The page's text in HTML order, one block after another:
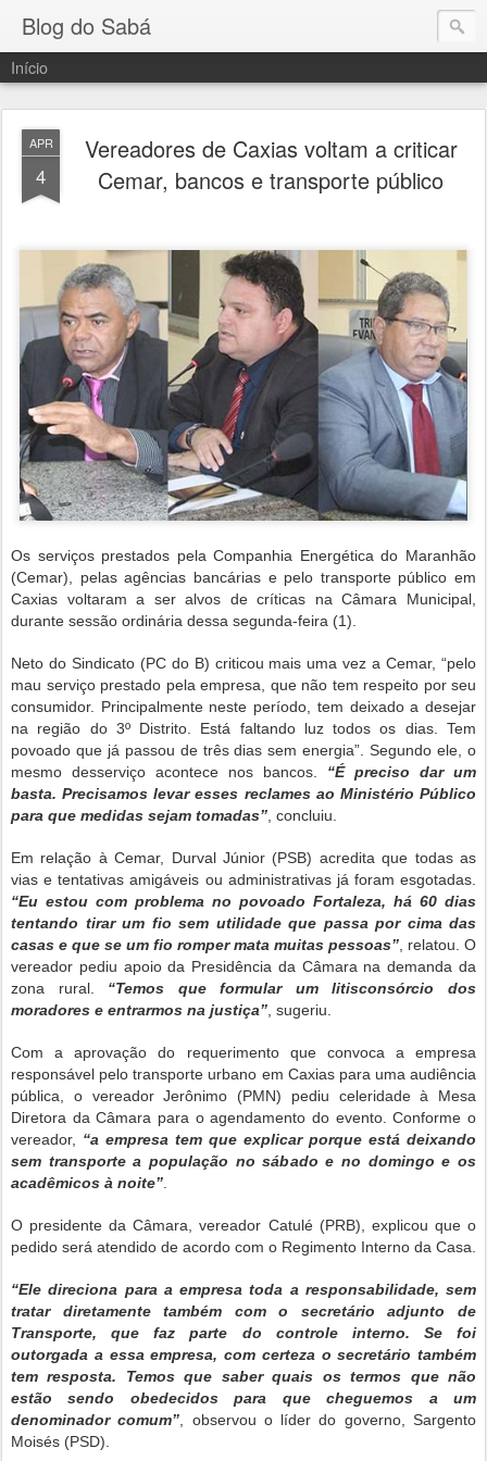
Blog do Sabá
Início
APR
4
Vereadores de Caxias voltam a criticar
Cemar, bancos e transporte público
Os serviços prestados pela Companhia Energética do Maranhão
(Cemar), pelas agências bancárias e pelo transporte público em
Caxias voltaram a ser alvos de críticas na Câmara Municipal,
durante sessão ordinária dessa segunda-feira (1).
Neto do Sindicato (PC do B) criticou mais uma vez a Cemar, “pelo
mau serviço prestado pela empresa, que não tem respeito por seu
consumidor. Principalmente neste período, tem deixado a desejar
na região do 3º Distrito. Está faltando luz todos os dias. Tem
povoado que já passou de três dias sem energia”. Segundo ele, o
mesmo desserviço acontece nos bancos. “É preciso dar um
basta. Precisamos levar esses reclames ao Ministério Público
para que medidas sejam tomadas” , concluiu.
Em relação à Cemar, Durval Júnior (PSB) acredita que todas as
vias e tentativas amigáveis ou administrativas já foram esgotadas.
“Eu estou com problema no povoado Fortaleza, há 60 dias
tentando tirar um fio sem utilidade que passa por cima das
casas e que se um fio romper mata muitas pessoas” , relatou. O
vereador pediu apoio da Presidência da Câmara na demanda da
zona rural. “Temos que formular um litisconsórcio dos
moradores e entrarmos na justiça” , sugeriu.
Com a aprovação do requerimento que convoca a empresa
responsável pelo transporte urbano em Caxias para uma audiência
pública, o vereador Jerônimo (PMN) pediu celeridade à Mesa
Diretora da Câmara para o agendamento do evento. Conforme o
vereador, “a empresa tem que explicar porque está deixando
sem transporte a população no sábado e no domingo e os
acadêmicos à noite”
O presidente da Câmara, vereador Catulé (PRB), explicou que o
pedido será atendido de acordo com o Regimento Interno da Casa.
“Ele direciona para a empresa toda a responsabilidade, sem
tratar diretamente também com o secretário adjunto de
Transporte, que faz parte do controle interno. Se foi
outorgada a essa empresa, com certeza o secretário também
tem resposta. Temos que saber quais os termos que não
estão sendo obedecidos para que cheguemos a um
denominador comum” , observou o líder do governo, Sargento
Moisés (PSD).